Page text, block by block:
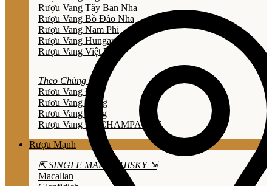
Rượu Vang Tây Ban Nha
Rượu Vang Bồ Đào Nha
Rượu Vang Nam Phi
Rượu Vang Hungary
Rượu Vang Việt Nam
Theo Chủng Loại
Rươu Vang Đỏ
Rươu Vang Trắng
Rươu Vang Hồng
Rượu Vang Nổ/CHAMPAGNE
Rượu Mạnh
⇱ SINGLE MALT WHISKY ⇲
Macallan